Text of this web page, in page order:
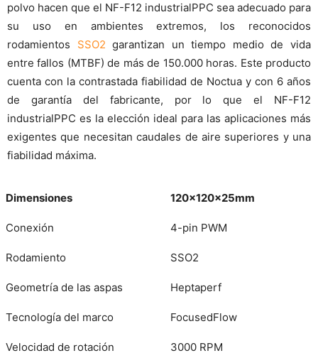
polvo hacen que el NF-F12 industrialPPC sea adecuado para
su uso en ambientes extremos, los reconocidos
rodamientos SSO2 garantizan un tiempo medio de vida
entre fallos (MTBF) de más de 150.000 horas. Este producto
cuenta con la contrastada fiabilidad de Noctua y con 6 años
de garantía del fabricante, por lo que el NF-F12
industrialPPC es la elección ideal para las aplicaciones más
exigentes que necesitan caudales de aire superiores y una
fiabilidad máxima.
Dimensiones 120x120x25mm
Conexión 4-pin PWM
Rodamiento SSO2
Geometría de las aspas Heptaperf
Tecnología del marco FocusedFlow
Velocidad de rotación
3000 RPM